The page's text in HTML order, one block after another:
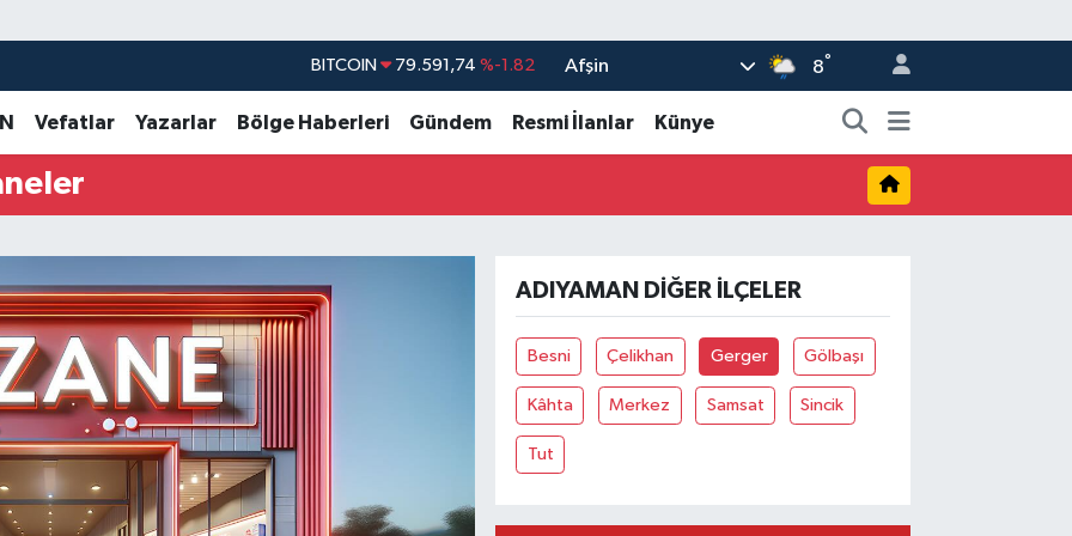
BITCOIN 79.591,74 %-1.82
EURO 53,38690 %0.19
%0
Afşin 8°
Vefatlar Yazarlar Bölge Haberleri Gündem Resmi İlanlar Künye
ADIYAMAN DIĞER İLÇELER
Besni Çelikhan Gerger Gölbaşı
Kâhta Merkez Samsat Sincik
Tut